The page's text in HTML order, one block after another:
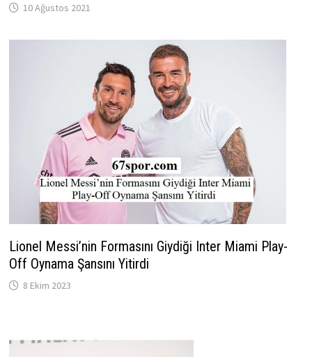
10 Ağustos 2021
Lionel Messi’nin Formasını Giydiği Inter Miami Play-
Off Oynama Şansını Yitirdi
8 Ekim 2023